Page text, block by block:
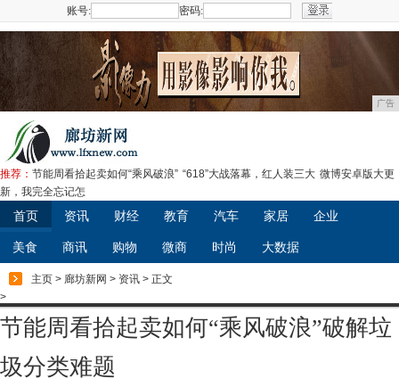
账号: 密码:
广告
推荐： 节能周看拾起卖如何“乘风破浪” “618”大战落幕，红人装三大 微博安卓版大更
新，我完全忘记怎
首页 资讯 财经 教育 汽车 家居 企业
美食 商讯 购物 微商 时尚 大数据
主页 > 廊坊新网 > 资讯 > 正文
>
节能周看拾起卖如何“乘风破浪”破解垃
圾分类难题